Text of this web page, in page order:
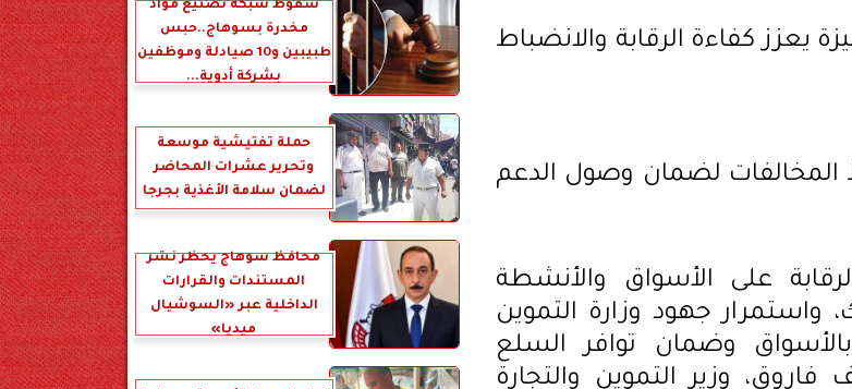
يعزز كفاءة الرقابة والانضباط
المخالفات لضمان وصول الدعم
على الأسواق والأنشطة
واستمرار جهود وزارة التموين
بالأسواق وضمان توافر السلع
وزير التموين والتجارة
سقوط شبكة تصنيع مواد
مخدرة بسوهاج..حبس
طبيبين و10 صيادلة وموظفين
بشركة أدوية...
حملة تفتيشية موسعة
وتحرير عشرات المحاضر
لضمان سلامة الأغذية بجرجا
محافظ سوهاج يحظر نشر
المستندات والقرارات
الداخلية عبر «السوشيال
ميديا»